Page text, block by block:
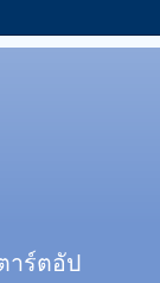
าร์ตอัป